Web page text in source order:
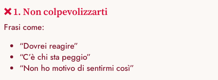
❌ 1. Non colpevolizzarti
Frasi come:
“Dovrei reagire”
“C’è chi sta peggio”
“Non ho motivo di sentirmi così”